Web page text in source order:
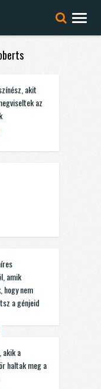
akit
az
amik
hogy nem
a génjeid
akik a
haltak meg a